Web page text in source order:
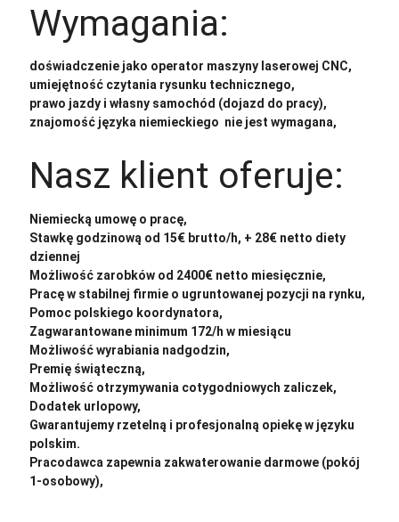
Wymagania:
doświadczenie jako operator maszyny laserowej CNC,
umiejętność czytania rysunku technicznego,
prawo jazdy i własny samochód (dojazd do pracy),
znajomość języka niemieckiego nie jest wymagana,
Nasz klient oferuje:
Niemiecką umowę o pracę,
Stawkę godzinową od 15€ brutto/h, + 28€ netto diety
dziennej
Możliwość zarobków od 2400€ netto miesięcznie,
Pracę w stabilnej firmie o ugruntowanej pozycji na rynku,
Pomoc polskiego koordynatora,
Zagwarantowane minimum 172/h w miesiącu
Możliwość wyrabiania nadgodzin,
Premię świąteczną,
Możliwość otrzymywania cotygodniowych zaliczek,
Dodatek urlopowy,
Gwarantujemy rzetelną i profesjonalną opiekę w języku
polskim.
Pracodawca zapewnia zakwaterowanie darmowe (pokój
1-osobowy),